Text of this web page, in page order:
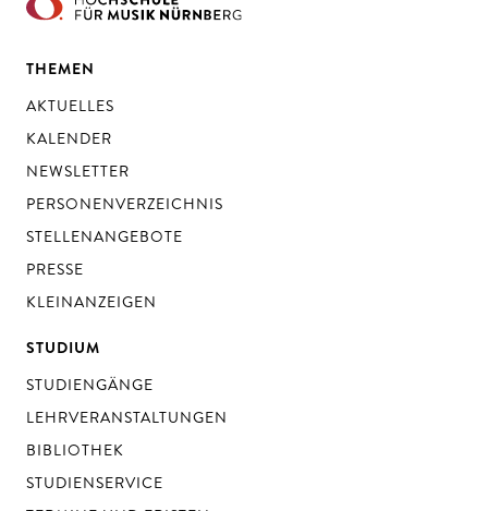
THEMEN
AKTUELLES
KALENDER
NEWSLETTER
PERSONENVERZEICHNIS
STELLENANGEBOTE
PRESSE
KLEINANZEIGEN
STUDIUM
STUDIENGÄNGE
LEHRVERANSTALTUNGEN
BIBLIOTHEK
STUDIENSERVICE